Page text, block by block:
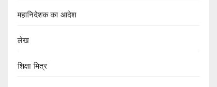
महानिदेशक का आदेश
लेख
शिक्षा मित्र